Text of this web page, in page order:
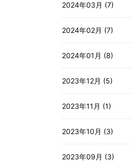
2024年03月 (7)
2024年02月 (7)
2024年01月 (8)
2023年12月 (5)
2023年11月 (1)
2023年10月 (3)
2023年09月 (3)